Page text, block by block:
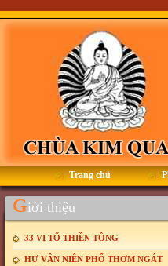
Trang chủ
Giới thiệu
33 VỊ TỔ THIỀN TÔNG
HƯ VÂN NIÊN PHỔ THƠM NGÁT